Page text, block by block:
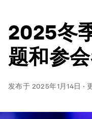
2025冬
题和参
发布于 2025年1月14日 ·